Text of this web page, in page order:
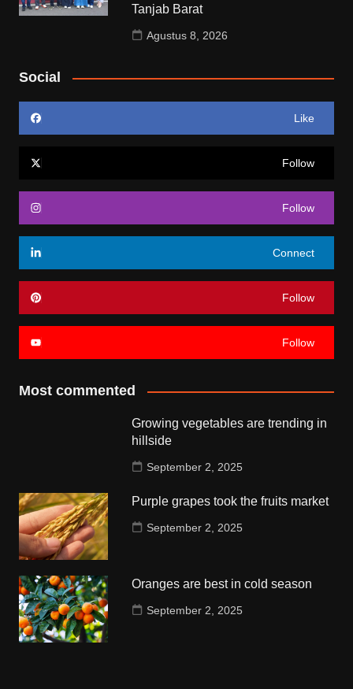
Tanjab Barat
Agustus 8, 2026
Social
Like
Follow
Follow
Connect
Follow
Follow
Most commented
Growing vegetables are trending in
hillside
September 2, 2025
Purple grapes took the fruits market
September 2, 2025
Oranges are best in cold season
September 2, 2025